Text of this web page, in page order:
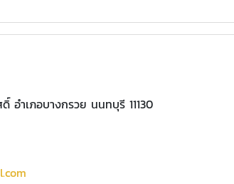
อำเภอบางกรวย นนทบุรี 11130